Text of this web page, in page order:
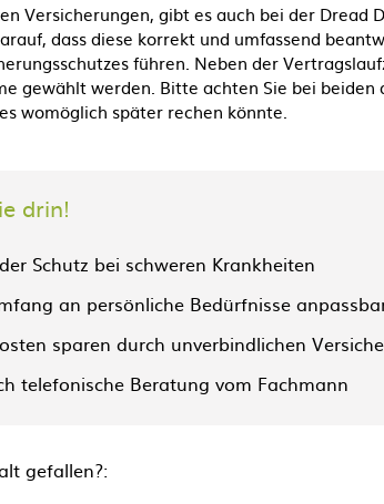
Versicherungen, gibt es auch bei der Dread
dass diese korrekt und umfassend
führen. Neben der
gewählt werden. Bitte achten Sie bei beiden
womöglich später rechen könnte.
drin!
Schutz bei schweren Krankheiten
an persönliche Bedürfnisse
sparen durch unverbindlichen
telefonische Beratung vom Fachmann
gefallen?: